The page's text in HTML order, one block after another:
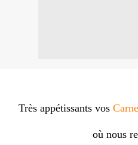
Très appétissants vos
où nous